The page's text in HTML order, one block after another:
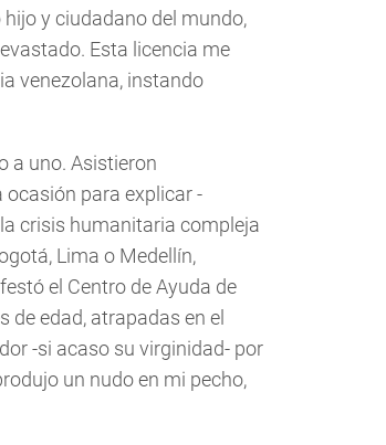
y ciudadano del mundo,
Esta licencia me
venezolana, instando
a uno. Asistieron
para explicar -
crisis humanitaria compleja
Lima o Medellín,
el Centro de Ayuda de
de edad, atrapadas en el
-si acaso su virginidad- por
un nudo en mi pecho,